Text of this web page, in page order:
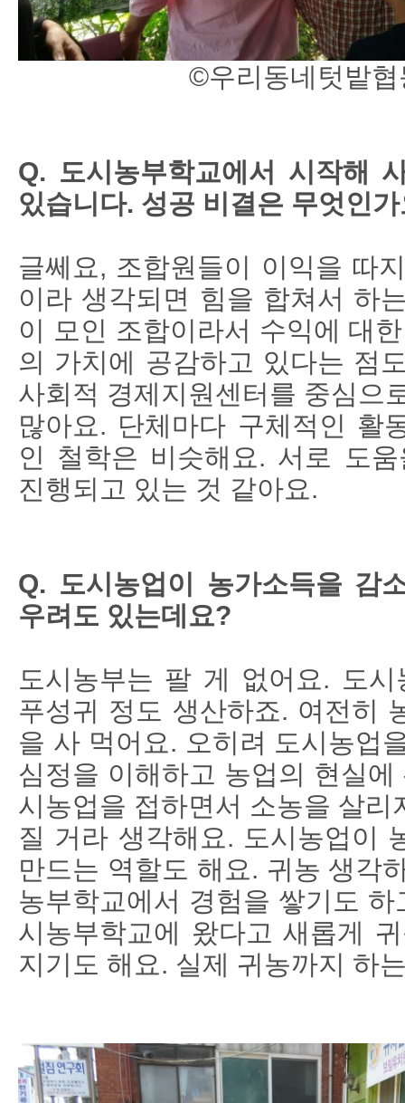
©우리동네텃밭협
Q. 도시농부학교에서 시작해
있습니다. 성공 비결은 무엇인
글쎄요, 조합원들이 이익을 따
이라 생각되면 힘을 합쳐서 하
이 모인 조합이라서 수익에 대
의 가치에 공감하고 있다는 점
사회적 경제지원센터를 중심으
많아요. 단체마다 구체적인 활
인 철학은 비슷해요. 서로 도
진행되고 있는 것 같아요.
Q. 도시농업이 농가소득을 감
우려도 있는데요?
도시농부는 팔 게 없어요. 도
푸성귀 정도 생산하죠. 여전히
을 사 먹어요. 오히려 도시농업
심정을 이해하고 농업의 현실
시농업을 접하면서 소농을 살리
질 거라 생각해요. 도시농업이
만드는 역할도 해요. 귀농 생각
농부학교에서 경험을 쌓기도
시농부학교에 왔다고 새롭게
지기도 해요. 실제 귀농까지 하